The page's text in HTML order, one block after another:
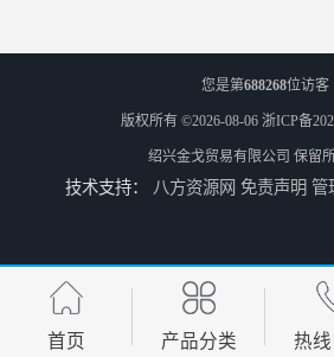
寿力LS32空压机油冷却器
您是第688268位访客
版权所有 ©2026-08-06 浙ICP备
绍兴金戈贸易有限公司 保留
技术支持： 八方资源网 免责声明 管
首页 产品分类 热